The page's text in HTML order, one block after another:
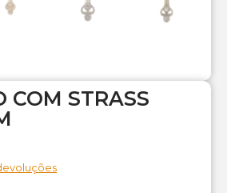
COM STRASS